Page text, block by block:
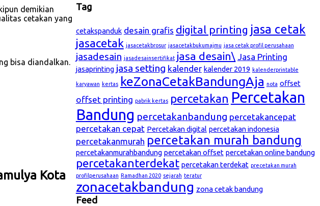
demikian
cetakan yang
bisa diandalkan.
Kota
Tag
cetakspanduk desain grafis digital printing jasa cetak
jasacetak jasacetakbrosur jasacetakbukumajmu jasa cetak profil perusahaan
jasadesain jasadesainsertifikat jasa desain\ Jasa Printing
jasaprinting jasa setting kalender kalender 2019 kalenderprintable
karyawan kertas keZonaCetakBandungAja nota offset
offset printing pabrik kertas percetakan Percetakan
Bandung percetakanbandung percetakancepat
percetakan cepat Percetakan digital percetakan indonesia
percetakanmurah percetakan murah bandung
percetakanmurahbandung percetakan offset percetakan online bandung
percetakanterdekat percetakan terdekat precetakan murah
profilperusahaan Ramadhan 2020 sejarah teratur
zonacetakbandung zona cetak bandung
Feed